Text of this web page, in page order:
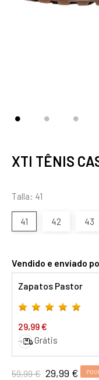
XTI TÊNIS
Talla: 41
41 42 43
Vendido e enviado
Zapatos Pastor
29,99 €
Grátis
59,99 € 29,99 €